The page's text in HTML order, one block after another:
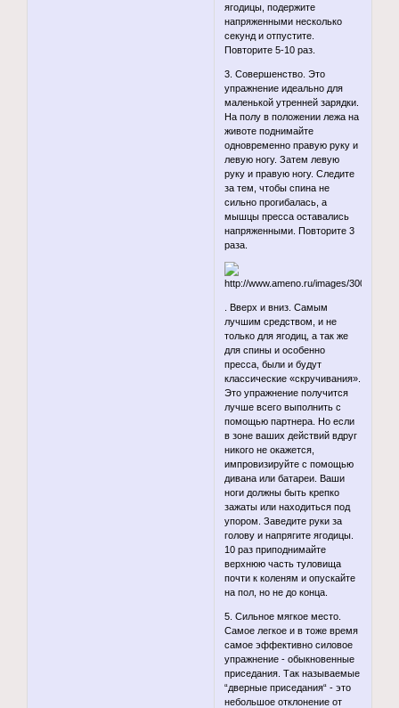
ягодицы, подержите
напряженными несколько
секунд и отпустите.
Повторите 5-10 раз.
3. Совершенство. Это
упражнение идеально для
маленькой утренней зарядки.
На полу в положении лежа на
животе поднимайте
одновременно правую руку и
левую ногу. Затем левую
руку и правую ногу. Следите
за тем, чтобы спина не
сильно прогибалась, а
мышцы пресса оставались
напряженными. Повторите 3
раза.
. Вверх и вниз. Самым
лучшим средством, и не
только для ягодиц, а так же
для спины и особенно
пресса, были и будут
классические «скручивания».
Это упражнение получится
лучше всего выполнить с
помощью партнера. Но если
в зоне ваших действий вдруг
никого не окажется,
импровизируйте с помощью
дивана или батареи. Ваши
ноги должны быть крепко
зажаты или находиться под
упором. Заведите руки за
голову и напрягите ягодицы.
10 раз приподнимайте
верхнюю часть туловища
почти к коленям и опускайте
на пол, но не до конца.
5. Сильное мягкое место.
Самое легкое и в тоже время
самое эффективно силовое
упражнение - обыкновенные
приседания. Так называемые
“дверные приседания“ - это
небольшое отклонение от